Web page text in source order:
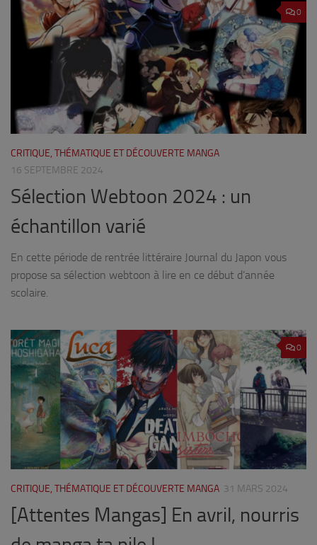
0
CRITIQUE, THÉMATIQUE ET DÉCOUVERTE MANGA
16 SEPTEMBRE 2024
Sélection Webtoon 2024 : un
échantillon varié
En cette période de rentrée littéraire Journal du Japon vous
propose sa sélection webtoon à lire en ce début d’année
scolaire.
0
CRITIQUE, THÉMATIQUE ET DÉCOUVERTE MANGA 31 MARS 2024
[Attentes Mangas] En avril, nourris